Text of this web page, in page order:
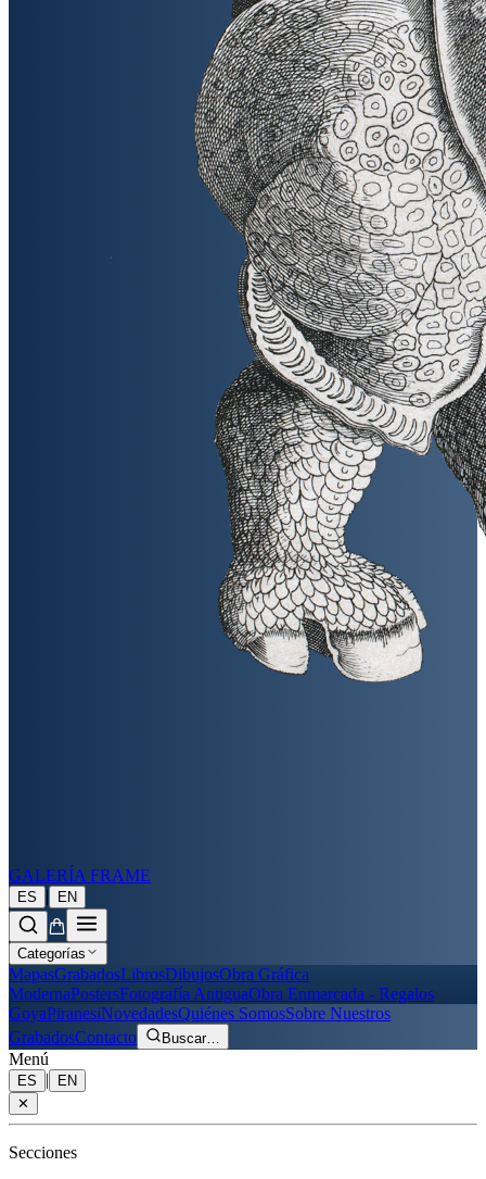
GALERÍA FRAME
ES | EN
Categorías
MapasGrabadosLibrosDibujosObra Gráfica
ModernaPostersFotografía AntiguaObra Enmarcada - Regalos
GoyaPiranesiNovedadesQuiénes SomosSobre Nuestros
GrabadosContacto Buscar…
Menú
ES |
EN
✕
Secciones